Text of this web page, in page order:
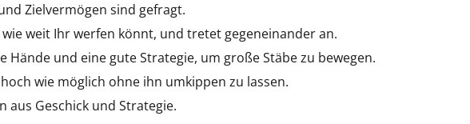
Zielvermögen sind gefragt.
weit Ihr werfen könnt, und tretet gegeneinander an.
Hände und eine gute Strategie, um große Stäbe zu bewegen.
wie möglich ohne ihn umkippen zu lassen.
aus Geschick und Strategie.